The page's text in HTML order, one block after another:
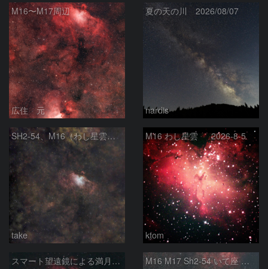
M16〜M17周辺
広住 元
夏の天の川 2026/08/07
nardis
SH2‑54、M16（わし星雲）、M17（オメガ星雲）
take
M16 わし星雲 2026-8-5
ktom
スマート望遠鏡による満月下の星雲（M16,NGC6960） M16 M17 Sh2-54 いて座 へび座